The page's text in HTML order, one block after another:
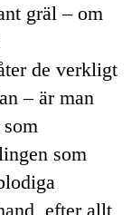
gräl – om
de verkligt
– är man
som
efter allt